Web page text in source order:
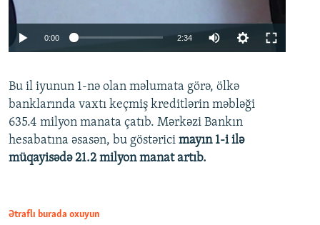
0:00 2:34
360p
480p
720p
Bu il iyunun 1-nə olan məlumata görə, ölkə
banklarında vaxtı keçmiş kreditlərin məbləği
635.4 milyon manata çatıb. Mərkəzi Bankın
hesabatına əsasən, bu göstərici mayın 1-i ilə
müqayisədə 21.2 milyon manat artıb.
Ətraflı burada oxuyun